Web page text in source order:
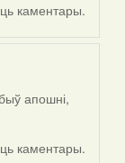
каментары.
апошні,
каментары.